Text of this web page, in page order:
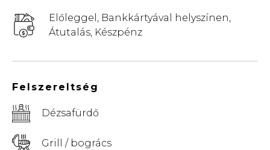
Felszereltség
Dézsafürdő
Grill / bogrács
Előleggel, Bankkártyával helyszínen,
Átutalás, Készpénz